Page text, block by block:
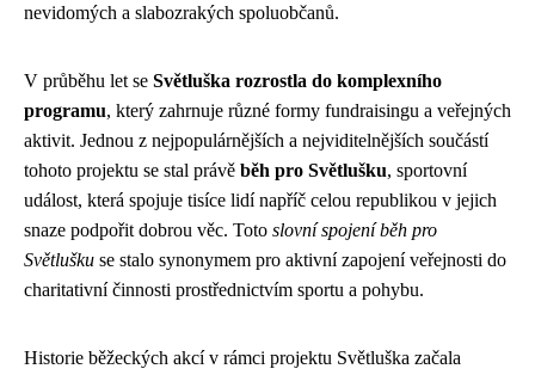
nevidomých a slabozrakých spoluobčanů.
V průběhu let se Světluška rozrostla do komplexního
programu, který zahrnuje různé formy fundraisingu a veřejných
aktivit. Jednou z nejpopulárnějších a nejviditelnějších součástí
tohoto projektu se stal právě běh pro Světlušku, sportovní
událost, která spojuje tisíce lidí napříč celou republikou v jejich
snaze podpořit dobrou věc. Toto slovní spojení běh pro
Světlušku se stalo synonymem pro aktivní zapojení veřejnosti do
charitativní činnosti prostřednictvím sportu a pohybu.
Historie běžeckých akcí v rámci projektu Světluška začala